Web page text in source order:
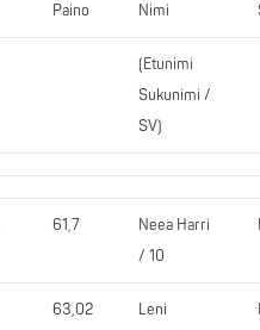
Paino Nimi
(Etunimi
Sukunimi /
SV)
61,7
Neea Harri
/ 10
63,02
Leni